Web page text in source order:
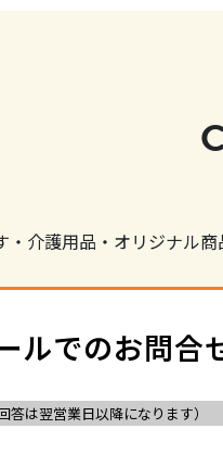
・介護用品・オリジナル
ルでのお問合
答は翌営業日以降になります）